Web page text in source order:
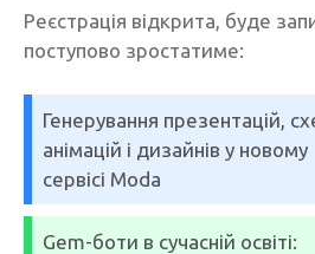
Реєстрація відкрита, буде
поступово зростатиме:
Генерування презентацій,
анімацій і дизайнів у новому
сервісі Moda
Gem-боти в сучасній освіті: